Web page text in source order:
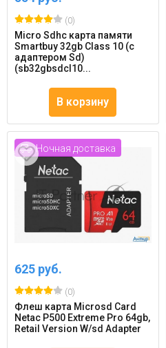
(0)
Micro Sdhc карта памяти
Smartbuy 32gb Class 10 (с
адаптером Sd)
(sb32gbsdcl10...
В корзину
Ночная доставка
625 руб.
(0)
Флеш карта Microsd Card
Netac P500 Extreme Pro 64gb,
Retail Version W/sd Adapter